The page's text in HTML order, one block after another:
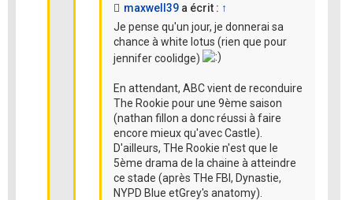
maxwell39 a écrit : ↑
Je pense qu'un jour, je donnerai sa
chance à white lotus (rien que pour
jennifer coolidge)
En attendant, ABC vient de reconduire
The Rookie pour une 9ème saison
(nathan fillon a donc réussi à faire
encore mieux qu'avec Castle).
D'ailleurs, THe Rookie n'est que le
5ème drama de la chaine à atteindre
ce stade (après THe FBI, Dynastie,
NYPD Blue etGrey's anatomy).